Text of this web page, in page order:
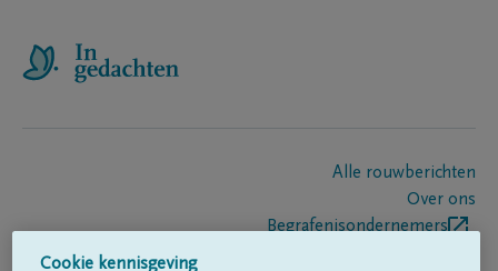
Alle rouwberichten
Over ons
Begrafenisondernemers
Cookie kennisgeving